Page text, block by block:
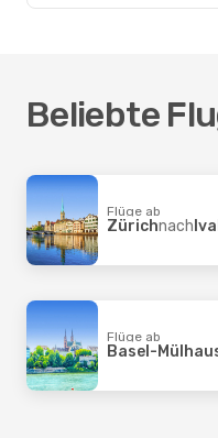
Beliebte
Flüge ab
Zürichnach
Flüge ab
Basel-